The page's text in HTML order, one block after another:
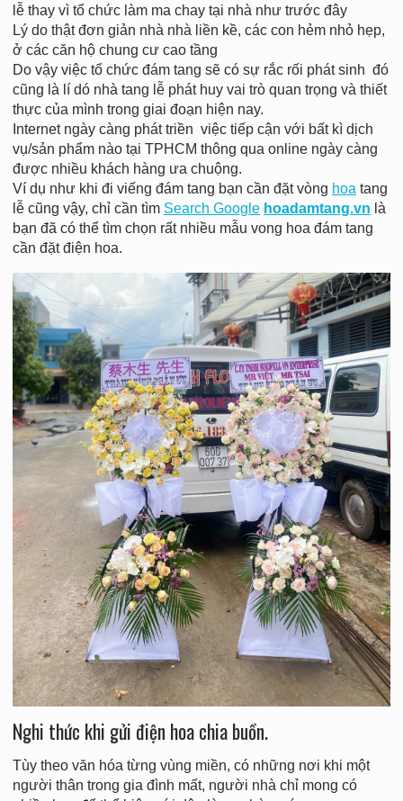
lễ thay vì tổ chức làm ma chay tại nhà như trước đây
Lý do thật đơn giản nhà nhà liền kề, các con hẻm nhỏ hẹp,
ở các căn hộ chung cư cao tầng
Do vậy việc tổ chức đám tang sẽ có sự rắc rối phát sinh đó
cũng là lí dó nhà tang lễ phát huy vai trò quan trọng và thiết
thực của mình trong giai đoạn hiện nay.
Internet ngày càng phát triền việc tiếp cận với bất kì dịch
vụ/sản phẩm nào tại TPHCM thông qua online ngày càng
được nhiều khách hàng ưa chuộng.
Ví dụ như khi đi viếng đám tang bạn cần đặt vòng hoa tang
lễ cũng vậy, chỉ cần tìm Search Google hoadamtang.vn là
bạn đã có thể tìm chọn rất nhiều mẫu vong hoa đám tang
cần đặt điện hoa.
Nghi thức khi gửi điện hoa chia buồn.
Tùy theo văn hóa từng vùng miền, có những nơi khi một
người thân trong gia đình mất, người nhà chỉ mong có